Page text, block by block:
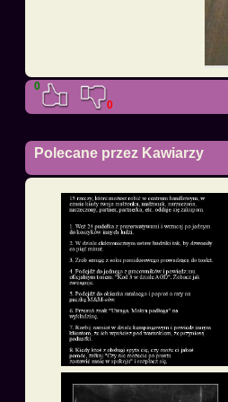
0
0
Polecane przez Kawiarzy